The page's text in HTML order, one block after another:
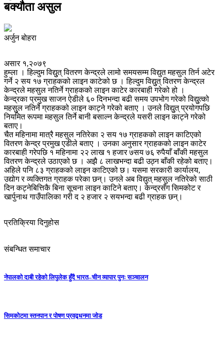
बक्यौता असुल
अर्जुन बोहरा
असार १,२०७९
हुम्ला । हिल्दुम विद्युुत् वितरण केन्द्रले लामो समयसम्म विद्युत महसुल तिर्न अटेर
गर्ने २ सय १७ ग्राहकको लाइन काटेको छ । हिल्दुम विद्युुत् वितरण केन्द्रल
केन्द्रले महसुल नतिर्ने ग्राहकको लाइन काटेर कारबाही गरेको हो ।
केन्द्रका प्रमुख साजन ऐडीले ६० दिनभन्दा बढी समय उपभोग गरेको विद्युुत्को
महसुुल नतिर्ने ग्राहकको लाइन काट्ने गरेको बताए । उनले विद्युुत् प्रयोगपछि
नियमित रूपमा महसुल तिर्ने बानी बसाल्न केन्द्रले यसरी लाइन काट्ने गरेको
बताए।
चैत महिनामा मात्रै महसुल नतिरेका २ सय १७ ग्राहकको लाइन काटिएको
वितरण केन्द्र प्रमुख एडीले बताए । उनका अनुसार ग्राहकको लाइन काटेर
कारबाही गरेपछि १ महिनामा २२ लाख १ हजार ७सय ७६ रुपैयाँ बाँकी महसुल
वितरण केन्द्रले उठाएको छ । अझै ८ लाखभन्दा बढी उठ्न बाँकी रहेको बताए।
अहिले पनि ८३ ग्राहकको लाइन काटिएको छ। यसमा सरकारी कार्यालय,
उद्योग र व्यक्तिगत ग्राहक परेका छन्। उनले अब विद्युत् महसुल नतिरेको साठी
दिन कट्नेबित्तिकै बिना सूचना लाइन काटिने बताए। केन्द्रसँग सिमकोट र
खार्पुनाथ गाउँपालिका गरी द २ हजार २ सयभन्दा बढी ग्राहक छन्।
प्रतिक्रिया दिनुहोस
संबन्धित समाचार
नेपालको दाबी रहेको लिपुलेक हुँदै भारत–चीन व्यापार पुनः सञ्चालन
सिमकोटमा स्तनपान र पोषण प्रवद्र्धनमा जोड